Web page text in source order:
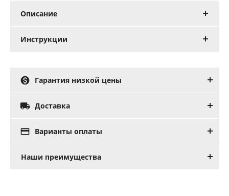
Описание
Инструкции
 Гарантия низкой цены
 Доставка
 Варианты оплаты
Наши преимущества